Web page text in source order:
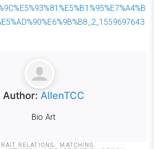
Author: AllenTCC
Bio Art
RELATIONS
MATCHING